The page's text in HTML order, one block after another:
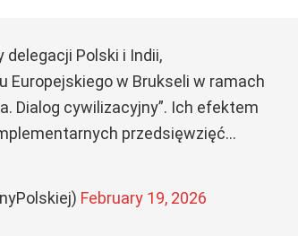
delegacji Polski i Indii,
Europejskiego w Brukseli w ramach
Dialog cywilizacyjny”. Ich efektem
przedsięwzięć…
February 19, 2026